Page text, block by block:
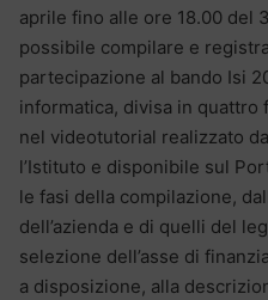
aprile fino alle ore 18.00 del
possibile compilare e
partecipazione al bando Isi
informatica, divisa in quattro
nel videotutorial realizzato
l’Istituto e disponibile sul
le fasi della compilazione,
dell’azienda e di quelli del
selezione dell’asse di
a disposizione, alla